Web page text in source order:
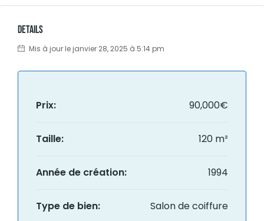
Details
Mis à jour le janvier 28, 2025 à 5:14 pm
Prix: 90,000€
Taille: 120 m²
Année de création: 1994
Type de bien: Salon de coiffure